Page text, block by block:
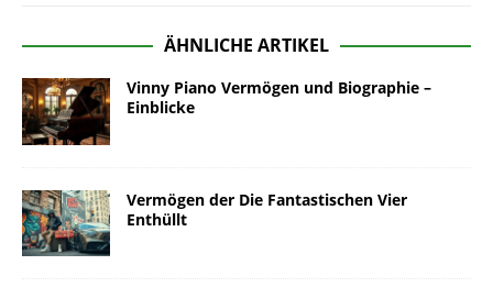
ÄHNLICHE ARTIKEL
Vinny Piano Vermögen und Biographie –
Einblicke
Vermögen der Die Fantastischen Vier
Enthüllt